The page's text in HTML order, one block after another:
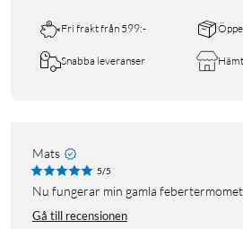
Fri frakt från 599:-
Snabba leveranser
Mats
5/5
Nu fungerar min gamla
Gå till recensionen